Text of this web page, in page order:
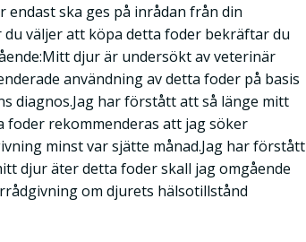
endast ska ges på inrådan från din
du väljer att köpa detta foder bekräftar du
djur är undersökt av veterinär
användning av detta foder på basis
diagnos.Jag har förstått att så länge mitt
foder rekommenderas att jag söker
minst var sjätte månad.Jag har förstått
djur äter detta foder skall jag omgående
om djurets hälsotillstånd